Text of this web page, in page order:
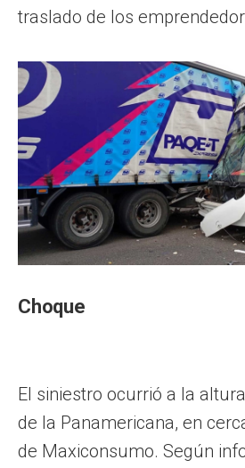
traslado de los
Choque
El siniestro ocurrió a la
de la Panamericana, en
de Maxiconsumo. Según